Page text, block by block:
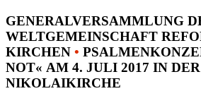
GENERALVERSAMMLUNG
WELTGEMEINSCHAFT
KIRCHEN •
NOT« AM 4. JULI 2017 IN DER
NIKOLAIKIRCHE